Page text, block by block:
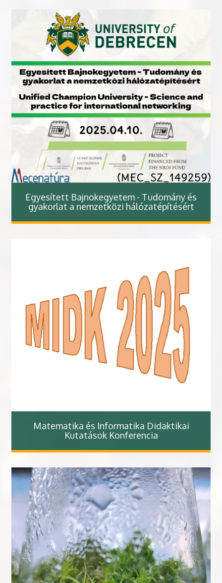
Egyesített Bajnokegyetem - Tudomány és
gyakorlat a nemzetközi hálózatépítésért
Matematika és Informatika Didaktikai
Kutatások Konferencia